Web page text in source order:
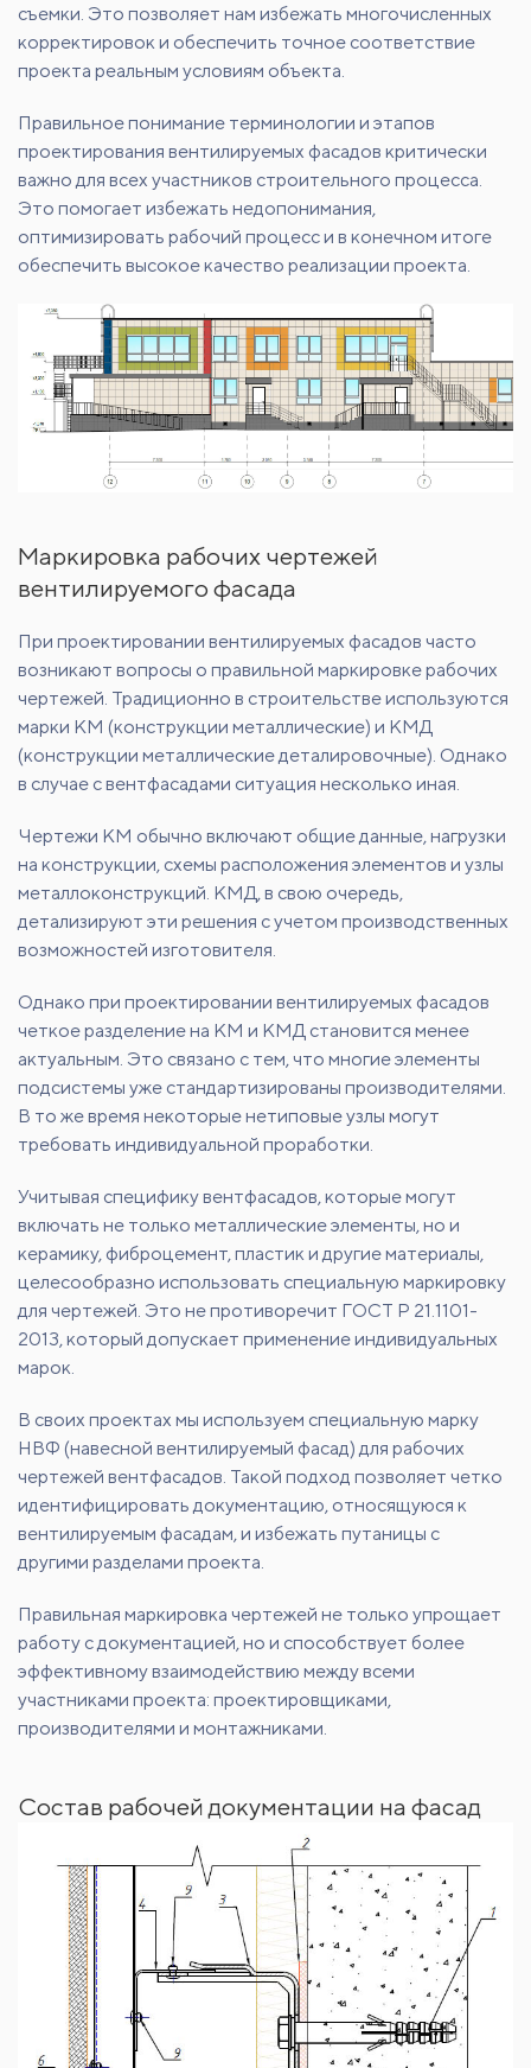
съемки. Это позволяет нам избежать многочисленных
корректировок и обеспечить точное соответствие
проекта реальным условиям объекта.
Правильное понимание терминологии и этапов
проектирования вентилируемых фасадов критически
важно для всех участников строительного процесса.
Это помогает избежать недопонимания,
оптимизировать рабочий процесс и в конечном итоге
обеспечить высокое качество реализации проекта.
Маркировка рабочих чертежей
вентилируемого фасада
При проектировании вентилируемых фасадов часто
возникают вопросы о правильной маркировке рабочих
чертежей. Традиционно в строительстве используются
марки КМ (конструкции металлические) и КМД
(конструкции металлические деталировочные). Однако
в случае с вентфасадами ситуация несколько иная.
Чертежи КМ обычно включают общие данные, нагрузки
на конструкции, схемы расположения элементов и узлы
металлоконструкций. КМД, в свою очередь,
детализируют эти решения с учетом производственных
возможностей изготовителя.
Однако при проектировании вентилируемых фасадов
четкое разделение на КМ и КМД становится менее
актуальным. Это связано с тем, что многие элементы
подсистемы уже стандартизированы производителями.
В то же время некоторые нетиповые узлы могут
требовать индивидуальной проработки.
Учитывая специфику вентфасадов, которые могут
включать не только металлические элементы, но и
керамику, фиброцемент, пластик и другие материалы,
целесообразно использовать специальную маркировку
для чертежей. Это не противоречит ГОСТ Р 21.1101-
2013, который допускает применение индивидуальных
марок.
В своих проектах мы используем специальную марку
НВФ (навесной вентилируемый фасад) для рабочих
чертежей вентфасадов. Такой подход позволяет четко
идентифицировать документацию, относящуюся к
вентилируемым фасадам, и избежать путаницы с
другими разделами проекта.
Правильная маркировка чертежей не только упрощает
работу с документацией, но и способствует более
эффективному взаимодействию между всеми
участниками проекта: проектировщиками,
производителями и монтажниками.
Состав рабочей документации на фасад